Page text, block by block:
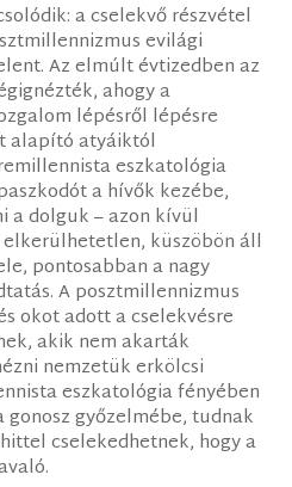
a cselekvő részvétel
evilági
Az elmúlt évtizedben az
ahogy a
lépésről lépésre
alapító atyáiktól
eszkatológia
a hívők kezébe,
a dolguk – azon kívül
küszöbön áll
pontosabban a nagy
A posztmillennizmus
okot adott a cselekvésre
akik nem akarták
nemzetük erkölcsi
eszkatológia fényében
győzelmébe, tudnak
cselekedhetnek, hogy a